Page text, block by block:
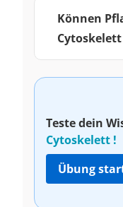
Können
Teste dein
Cytoskelett !
Übung